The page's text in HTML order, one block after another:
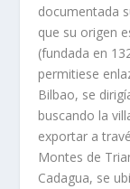
documentada
que su origen
(fundada en
permitiese
Bilbao, se
buscando la
exportar a
Montes de
Cadagua, se